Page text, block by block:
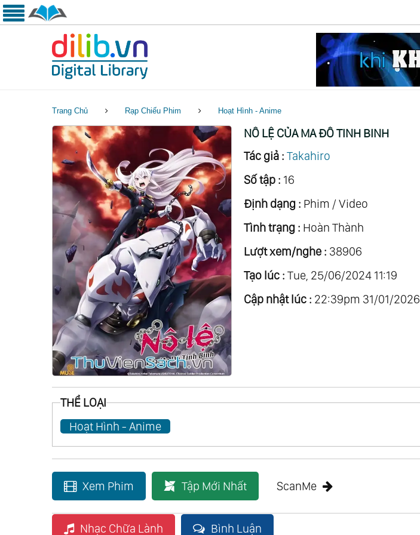
Trang Chủ Rạp Chiếu Phim Hoạt Hình - Anime
NÔ LỆ CỦA MA ĐÔ TINH BINH
Tác giả : Takahiro
Số tập : 16
Định dạng : Phim / Video
Tình trạng : Hoàn Thành
Lượt xem/nghe : 38906
Tạo lúc : Tue, 25/06/2024 11:19
Cập nhật lúc : 22:39pm 31/01/2026
THỂ LOẠI
Hoạt Hình - Anime
Xem Phim Tập Mới Nhất ScanMe
Nhạc Chữa Lành Bình Luận